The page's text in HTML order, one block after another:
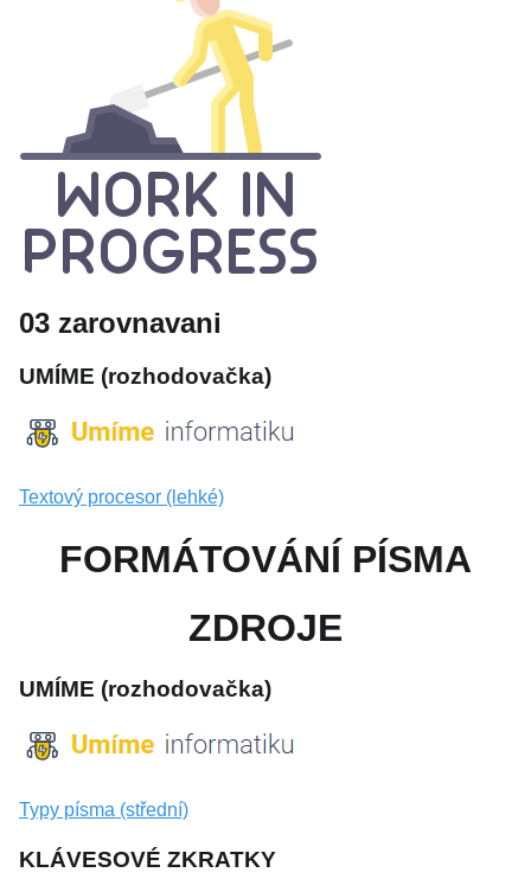
03 zarovnavani
UMÍME (rozhodovačka)
Textový procesor (lehké)
FORMÁTOVÁNÍ PÍSMA
ZDROJE
UMÍME (rozhodovačka)
Typy písma (střední)
KLÁVESOVÉ ZKRATKY